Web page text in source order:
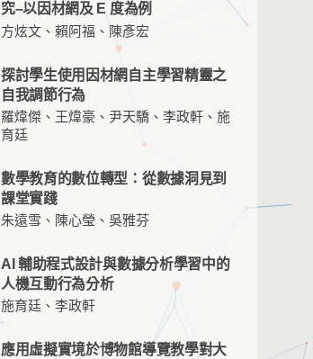
究–以因材網及 E 度為例
方炫文、賴阿福、陳彥宏
探討學生使用因材網自主學習精靈之
自我調節行為
羅煒傑、王煒豪、尹天驕、李政軒、施
育廷
數學教育的數位轉型：從數據洞見到
課堂實踐
朱遠雪、陳心瑩、吳雅芬
AI 輔助程式設計與數據分析學習中的
人機互動行為分析
施育廷、李政軒
應用虛擬實境於博物館導覽教學對大